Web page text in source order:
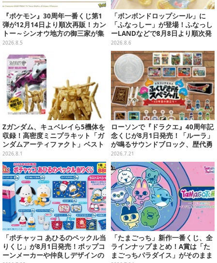
『ポケモン』30周年一番くじ第1
弾が12月14日より順次再販！カン
トー～シンオウ地方の御三家が集
まった時計、ぬいぐるみなど記念
2026.8.5
「ボンボンドロップシール」に
「ふなっしー」が登場！ふなっし
ーLANDなどで8月8日より順次発
売
2026.8.6
Zガンダム、キュベレイら5機体を
収録！高密度ミニプラキット「ガ
ンダムアーティファクト」ベスト
セレクションが10月発売
2026.8.1
ローソンで『ドラクエ』40周年記
念くじが8月1日発売！「ルーラ」
が鳴るサウンドブロック、歴代勇
者＆スライムのフィギュアなど、
シリーズを振り返る景品盛りだく
さん
2026.7.21
「ポチャッコ あひるのペックル当
りくじ」が8月1日発売！ポップコ
ーンメーカーや仲良しデザインの
「たまごっち」新作一番くじ、全
ラインナップまとめ！A賞は「た
まごっちパラダイス」がそのまま